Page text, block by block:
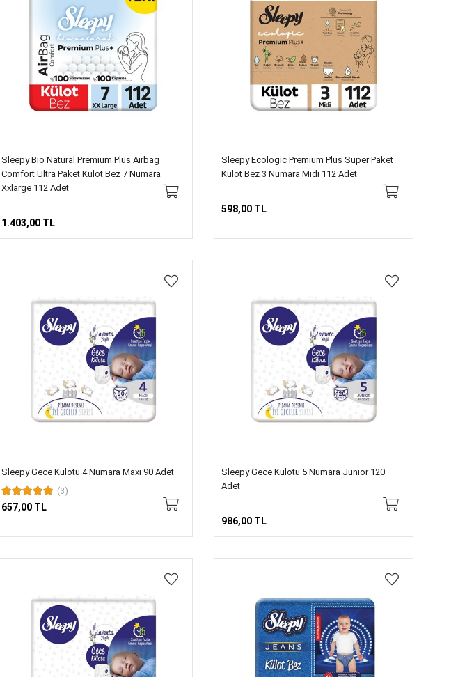
Sleepy Bio Natural Premium Plus Airbag
Comfort Ultra Paket Külot Bez 7 Numara
Xxlarge 112 Adet
1.403,00 TL
Sleepy Ecologic Premium Plus Süper Paket
Külot Bez 3 Numara Midi 112 Adet
598,00 TL
Sleepy Gece Külotu 4 Numara Maxi 90 Adet
(3)
657,00 TL
Sleepy Gece Külotu 5 Numara Junıor 120
Adet
986,00 TL